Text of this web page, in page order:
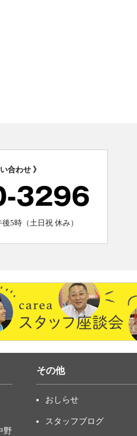
合わせ 》
3296
5時（土日祝 休み）
野
その他
おしらせ
スタッフブログ